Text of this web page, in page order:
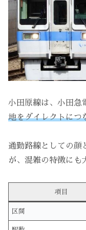
小田原線は、小田急
地をダイレクトにつ
通勤路線としての顔
が、混雑の特徴にも
項目
区間